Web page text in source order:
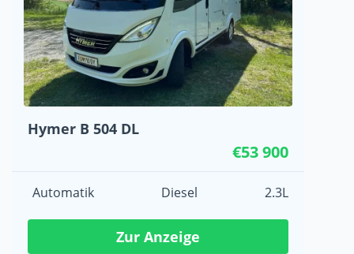
Hymer B 504 DL
€53 900
Automatik Diesel 2.3L
Zur Anzeige